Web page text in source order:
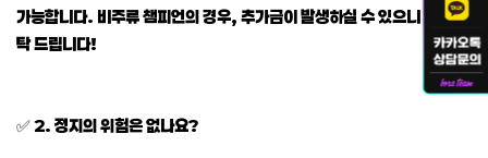
가능합니다. 비주류 챔피언의 경우, 추가금이 발생하실 수 있으니 참고 부
탁 드립니다!
✅ 2. 정지의 위험은 없나요?